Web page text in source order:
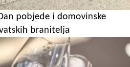
pobjede i domovinske
branitelja